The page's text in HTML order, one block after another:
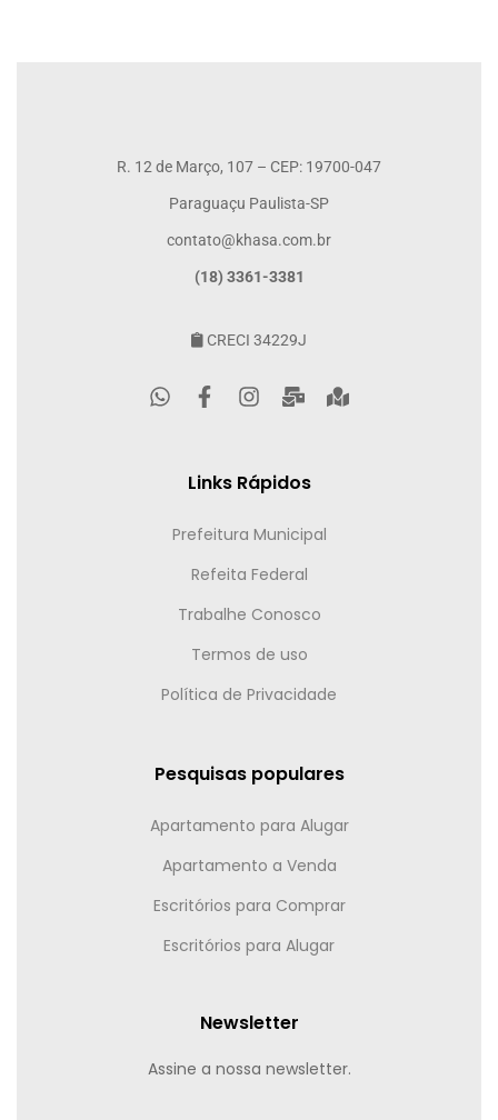
R. 12 de Março, 107 – CEP: 19700-047
Paraguaçu Paulista-SP
contato@khasa.com.br
(18) 3361-3381
CRECI 34229J
Links Rápidos
Prefeitura Municipal
Refeita Federal
Trabalhe Conosco
Termos de uso
Política de Privacidade
Pesquisas populares
Apartamento para Alugar
Apartamento a Venda
Escritórios para Comprar
Escritórios para Alugar
Newsletter
Assine a nossa newsletter.